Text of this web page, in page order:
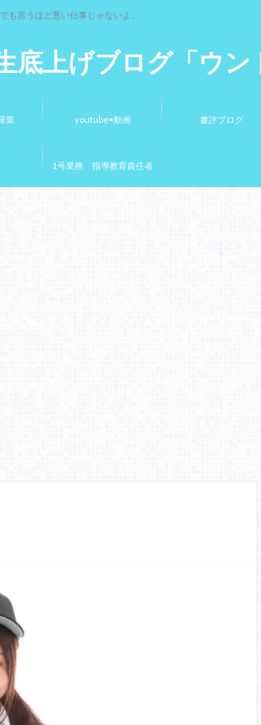
底上げブログ「ウン
も言うほど悪い仕事じゃないよ。
業 youtube•動画 書評ブログ
1号業務 指導教育責任者